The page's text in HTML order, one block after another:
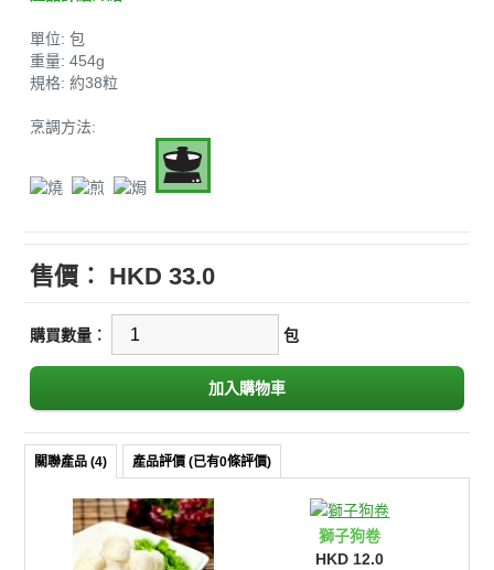
單位: 包
重量: 454g
規格: 約38粒
烹調方法:
售價︰ HKD 33.0
購買數量︰ 包
關聯產品 (4) 產品評價 (已有0條評價)
獅子狗卷
HKD 12.0